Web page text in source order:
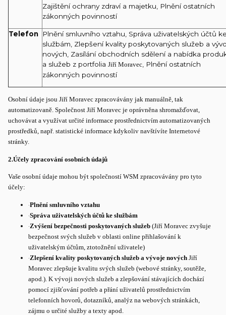
Zajištění ochrany zdraví a majetku, Plnění ostatních
zákonných povinností
Telefon
Plnění smluvního vztahu, Správa uživatelských účtů
službám, Zlepšení kvality poskytovaných služeb a
nových, Zasílání obchodních sdělení a nabídka
a služeb z portfolia Jiří Moravec , Plnění ostatních
zákonných povinností
Osobní údaje jsou Jiří Moravec zpracovávány jak manuálně, tak
automatizovaně. Společnost Jiří Moravec je oprávněna shromažďovat,
uchovávat a využívat určité informace prostřednictvím automatizovaných
prostředků, např. statistické informace kdykoliv navštívíte Internetové
stránky.
2.Účely zpracování osobních údajů
Vaše osobní údaje mohou být společností WSM zpracovávány pro tyto
účely:
·Plnění smluvního vztahu
·Správa uživatelských účtů ke službám
·Zvýšení bezpečnosti poskytovaných služeb (Jiří Moravec zvyšuje
bezpečnost svých služeb v oblasti online přihlašování k
uživatelským účtům, ztotožnění uživatele)
·Zlepšení kvality poskytovaných služeb a vývoje nových Jiří
Moravec zlepšuje kvalitu svých služeb (webové stránky, soutěže,
apod.). K vývoji nových služeb a zlepšování stávajících dochází
pomocí zjišťování potřeb a přání uživatelů prostřednictvím
telefonních hovorů, dotazníků, analýz na webových stránkách,
zájmu o určité služby a texty apod.